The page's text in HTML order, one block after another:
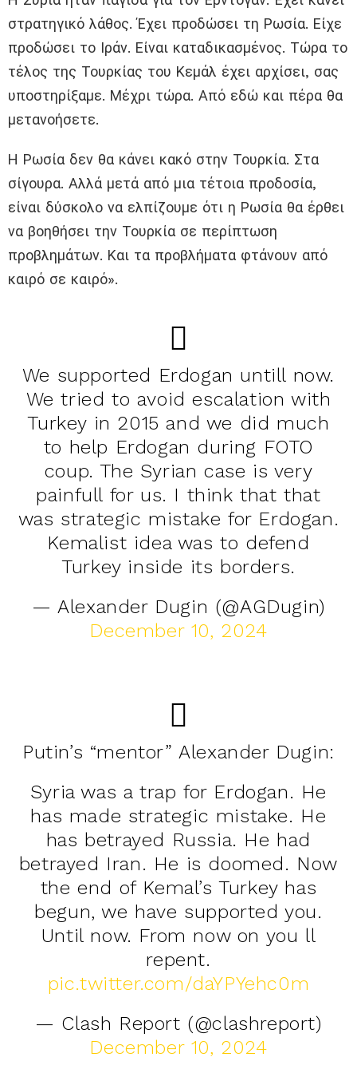
στρατηγικό λάθος. Έχει προδώσει τη Ρωσία. Είχε
προδώσει το Ιράν. Είναι καταδικασμένος. Τώρα το
τέλος της Τουρκίας του Κεμάλ έχει αρχίσει, σας
υποστηρίξαμε. Μέχρι τώρα. Από εδώ και πέρα ​​θα
μετανοήσετε.
Η Ρωσία δεν θα κάνει κακό στην Τουρκία. Στα
σίγουρα. Αλλά μετά από μια τέτοια προδοσία,
είναι δύσκολο να ελπίζουμε ότι η Ρωσία θα έρθει
να βοηθήσει την Τουρκία σε περίπτωση
προβλημάτων. Και τα προβλήματα φτάνουν από
καιρό σε καιρό».
We supported Erdogan untill now.
We tried to avoid escalation with
Turkey in 2015 and we did much
to help Erdogan during FOTO
coup. The Syrian case is very
painfull for us. I think that that
was strategic mistake for Erdogan.
Kemalist idea was to defend
Turkey inside its borders.
— Alexander Dugin (@AGDugin)
December 10, 2024
Putin’s “mentor” Alexander Dugin:
Syria was a trap for Erdogan. He
has made strategic mistake. He
has betrayed Russia. He had
betrayed Iran. He is doomed. Now
the end of Kemal’s Turkey has
begun, we have supported you.
Until now. From now on you ll
repent.
pic.twitter.com/daYPYehc0m
— Clash Report (@clashreport)
December 10, 2024